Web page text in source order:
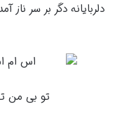
دلربایانه دگر بر سر
تو بی من